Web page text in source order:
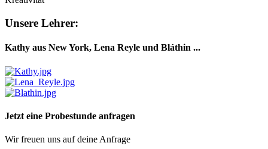
Unsere Lehrer:
Kathy aus New York, Lena Reyle und Bláthin ...
Jetzt eine Probestunde anfragen
Wir freuen uns auf deine Anfrage